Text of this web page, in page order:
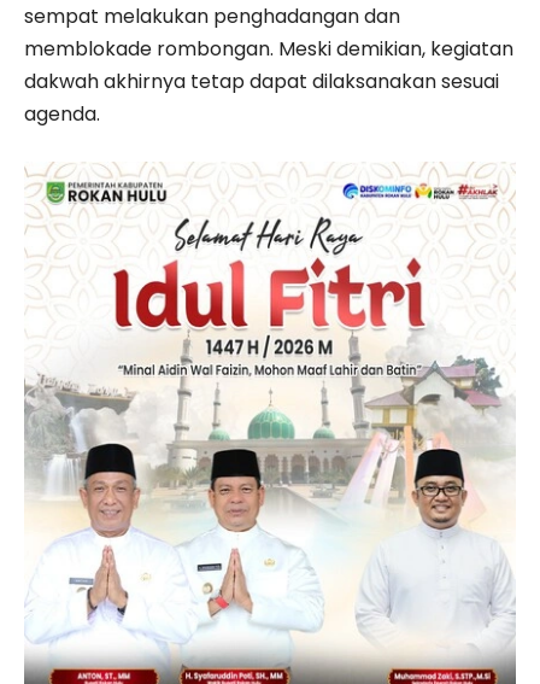
sempat melakukan penghadangan dan
memblokade rombongan. Meski demikian, kegiatan
dakwah akhirnya tetap dapat dilaksanakan sesuai
agenda.